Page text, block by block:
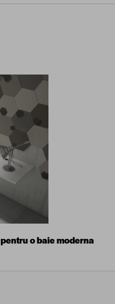
o baie moderna